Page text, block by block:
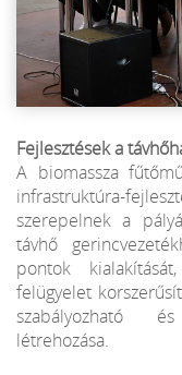
Fejlesztések a
A biomassza
infrastruktúra-
szerepelnek a
távhő
pontok
felügyelet
szabályozható
létrehozása.